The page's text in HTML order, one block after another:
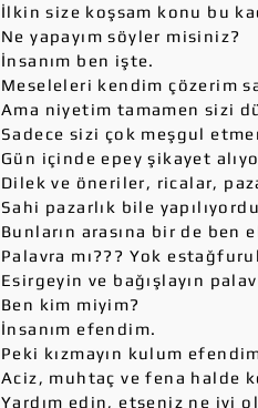
İlkin size koşsam konu bu
Ne yapayım söyler misiniz?
İnsanım ben işte.
Meseleleri kendim çözerim
Ama niyetim tamamen sizi
Sadece sizi çok meşgul
Gün içinde epey şikayet
Dilek ve öneriler, ricalar,
Sahi pazarlık bile
Bunların arasına bir de ben
Palavra mı??? Yok
Esirgeyin ve bağışlayın
Ben kim miyim?
İnsanım efendim.
Peki kızmayın kulum
Aciz, muhtaç ve fena halde
Yardım edin, etseniz ne iyi